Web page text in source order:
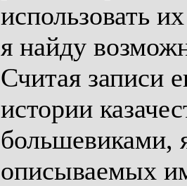
использовать
я найду
Считая записи
истории
большевиками,
описываемых